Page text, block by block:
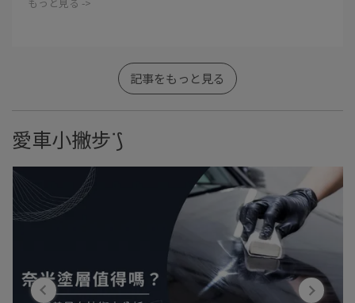
記事をもっと見る
愛車小撇步ᐝ⟆